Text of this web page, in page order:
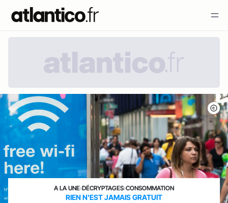
A LA UNE›DÉCRYPTAGES›CONSOMMATION
RIEN N'EST JAMAIS GRATUIT